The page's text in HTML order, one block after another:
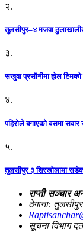
२.
तुलसीपुर–४ मजवा
३.
सखुवा प्रसौनीमा होल
४.
पहिराेले बगाएकाे बसमा
५.
तुलसीपुर ३ शिरखोलामा
राप्ती सञ्चार
ठेगाना:
सूचना विभाग